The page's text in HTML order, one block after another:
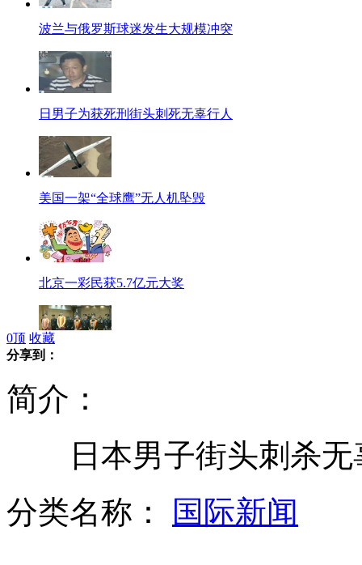
波兰与俄罗斯球迷发生大规模冲突
日男子为获死刑街头刺死无辜行人
美国一架“全球鹰”无人机坠毁
北京一彩民获5.7亿元大奖
女子行窃出奇招：贴身绑肉
0顶 收藏
分享到：
简介：
日本男子街头刺杀无
分类名称：
国际新闻